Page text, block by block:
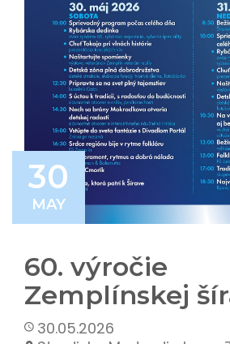
30
MAY
60. výročie
Zemplínskej
30.05.2026